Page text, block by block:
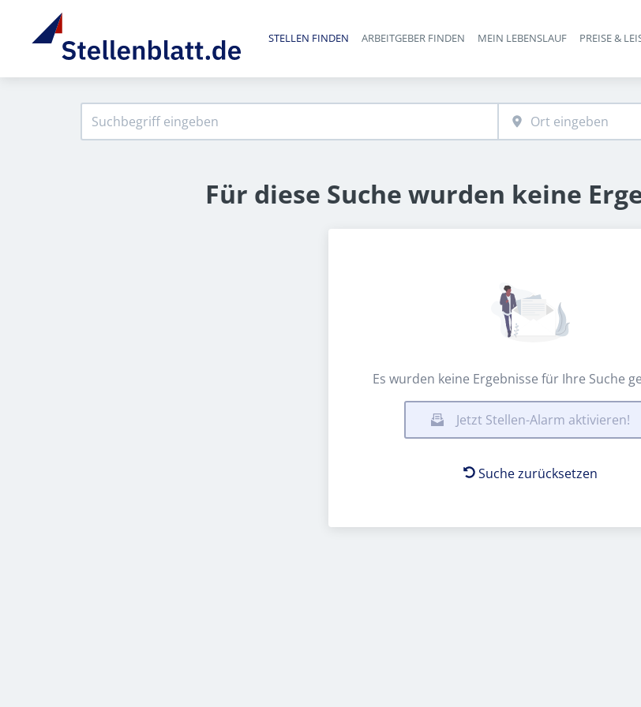
Haupt-
STELLEN FINDEN ARBEITGEBER FINDEN MEIN LEBENSLAUF PREISE &
Für diese Suche wurden keine
Es wurden keine Ergebnisse für Ihre Suche
Jetzt Stellen-Alarm aktivieren!
Suche zurücksetzen